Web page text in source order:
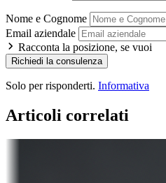
Nome e Cognome
Email aziendale
Racconta la posizione, se vuoi
Richiedi la consulenza
Solo per risponderti. Informativa
Articoli correlati